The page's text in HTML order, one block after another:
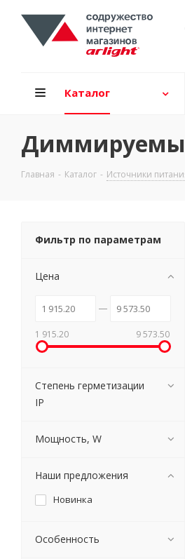
Каталог
Главная - Каталог - Источники
Фильтр по параметрам
Цена
1 915.20 9 573.50
Степень герметизации
IP
Мощность, W
Наши предложения
Новинка
Особенность